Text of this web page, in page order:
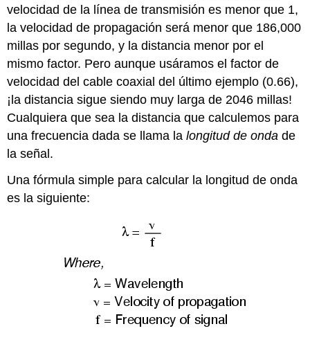
velocidad de la línea de transmisión es menor que 1,
la velocidad de propagación será menor que 186,000
millas por segundo, y la distancia menor por el
mismo factor. Pero aunque usáramos el factor de
velocidad del cable coaxial del último ejemplo (0.66),
¡la distancia sigue siendo muy larga de 2046 millas!
Cualquiera que sea la distancia que calculemos para
una frecuencia dada se llama lalongitud de onda de
la señal.
Una fórmula simple para calcular la longitud de onda
es la siguiente: